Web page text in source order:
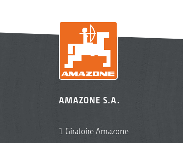
AMAZONE S.A.
1 Giratoire Amazone